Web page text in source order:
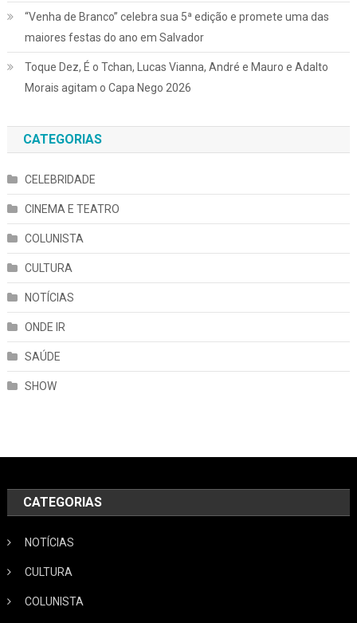
“Venha de Branco” celebra sua 5ª edição e promete uma das
maiores festas do ano em Salvador
Toque Dez, É o Tchan, Lucas Vianna, André e Mauro e Adalto
Morais agitam o Capa Nego 2026
CATEGORIAS
CELEBRIDADE
CINEMA E TEATRO
COLUNISTA
CULTURA
NOTÍCIAS
ONDE IR
SAÚDE
SHOW
CATEGORIAS
NOTÍCIAS
CULTURA
COLUNISTA